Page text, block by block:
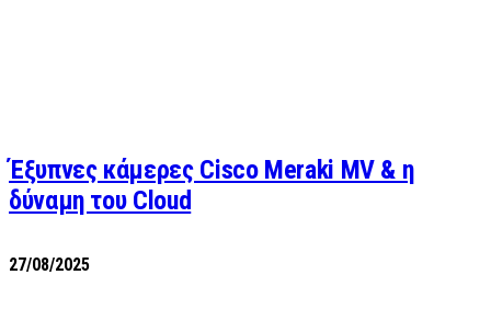
Έξυπνες κάμερες Cisco Meraki MV & η
δύναμη του Cloud
27/08/2025